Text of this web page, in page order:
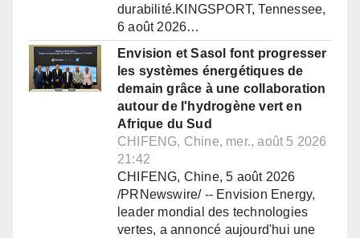
durabilité.KINGSPORT, Tennessee,
6 août 2026…
Envision et Sasol font progresser
les systèmes énergétiques de
demain grâce à une collaboration
autour de l'hydrogène vert en
Afrique du Sud
CHIFENG, Chine, mer., août 5 2026
21:42
CHIFENG, Chine, 5 août 2026
/PRNewswire/ -- Envision Energy,
leader mondial des technologies
vertes, a annoncé aujourd'hui une